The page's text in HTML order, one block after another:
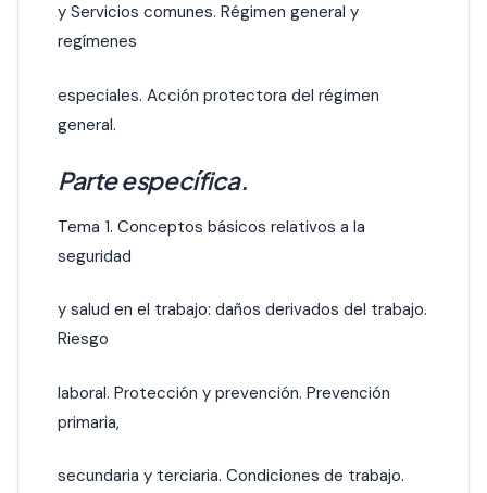
y Servicios comunes. Régimen general y
regímenes
especiales. Acción protectora del régimen
general.
Parte específica.
Tema 1. Conceptos básicos relativos a la
seguridad
y salud en el trabajo: daños derivados del trabajo.
Riesgo
laboral. Protección y prevención. Prevención
primaria,
secundaria y terciaria. Condiciones de trabajo.